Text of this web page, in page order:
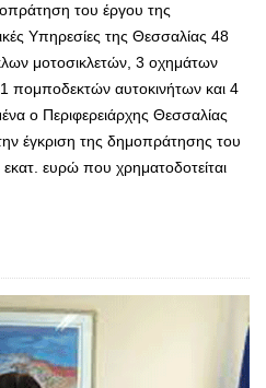
του έργου της
Υπηρεσίες της Θεσσαλίας 48
μοτοσικλετών, 3 οχημάτων
πομποδεκτών αυτοκινήτων και 4
ο Περιφερειάρχης Θεσσαλίας
έγκριση της δημοπράτησης του
ευρώ που χρηματοδοτείται